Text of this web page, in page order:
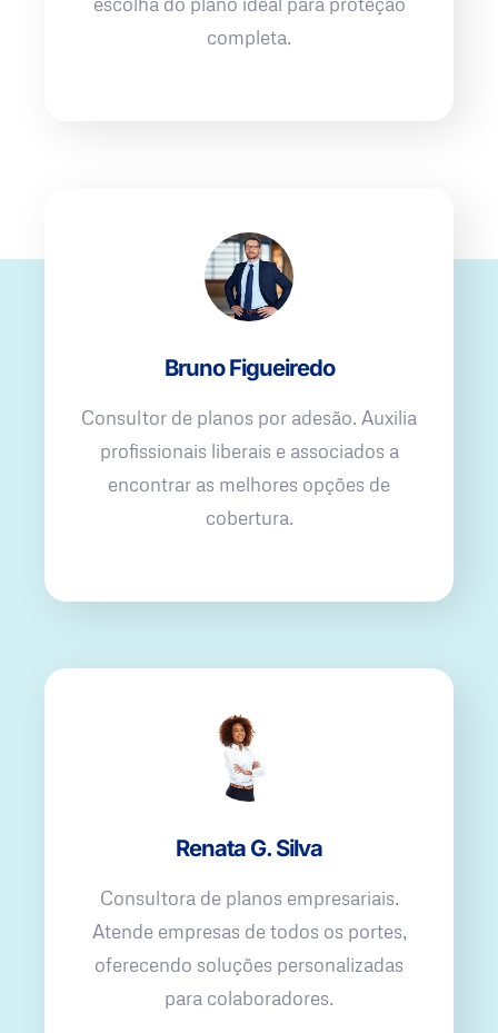
completa.
Bruno Figueiredo
Consultor de planos por adesão. Auxilia
profissionais liberais e associados a
encontrar as melhores opções de
cobertura.
Renata G. Silva
Consultora de planos empresariais.
Atende empresas de todos os portes,
oferecendo soluções personalizadas
para colaboradores.